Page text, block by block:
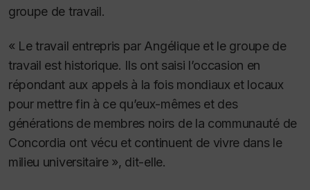
groupe de travail.
« Le travail entrepris par Angélique et le groupe de
travail est historique. Ils ont saisi l’occasion en
répondant aux appels à la fois mondiaux et locaux
pour mettre fin à ce qu’eux-mêmes et des
générations de membres noirs de la communauté de
Concordia ont vécu et continuent de vivre dans le
milieu universitaire », dit-elle.